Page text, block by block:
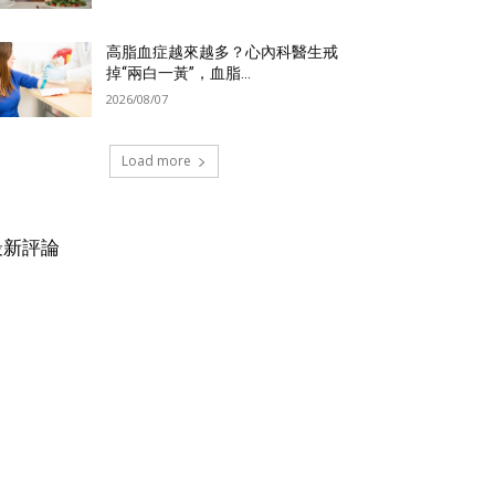
高脂血症越來越多？心內科醫生戒
掉“兩白一黃”，血脂...
2026/08/07
Load more
評論